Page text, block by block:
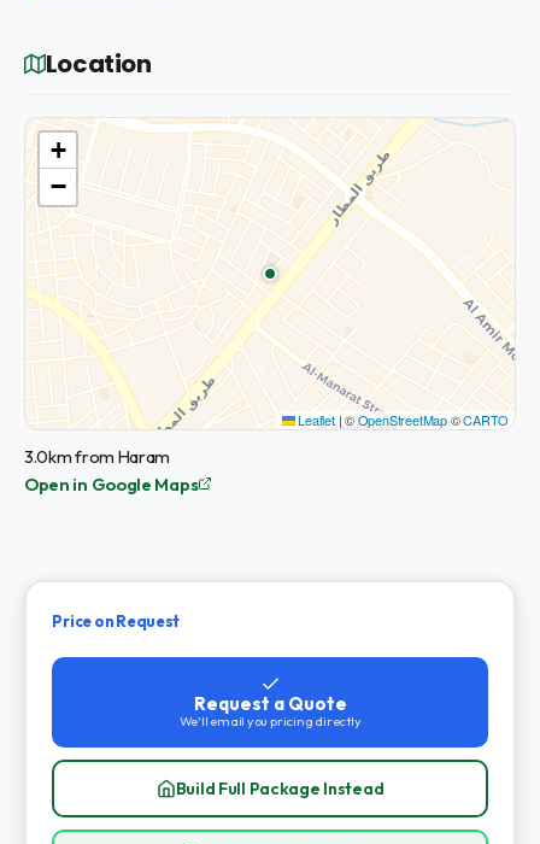
Location
+
−
Leaflet |©OpenStreetMap©CARTO
3.0km from Haram
Open in Google Maps
Price on Request
Request a Quote
We'll email you pricing directly
Build Full Package Instead